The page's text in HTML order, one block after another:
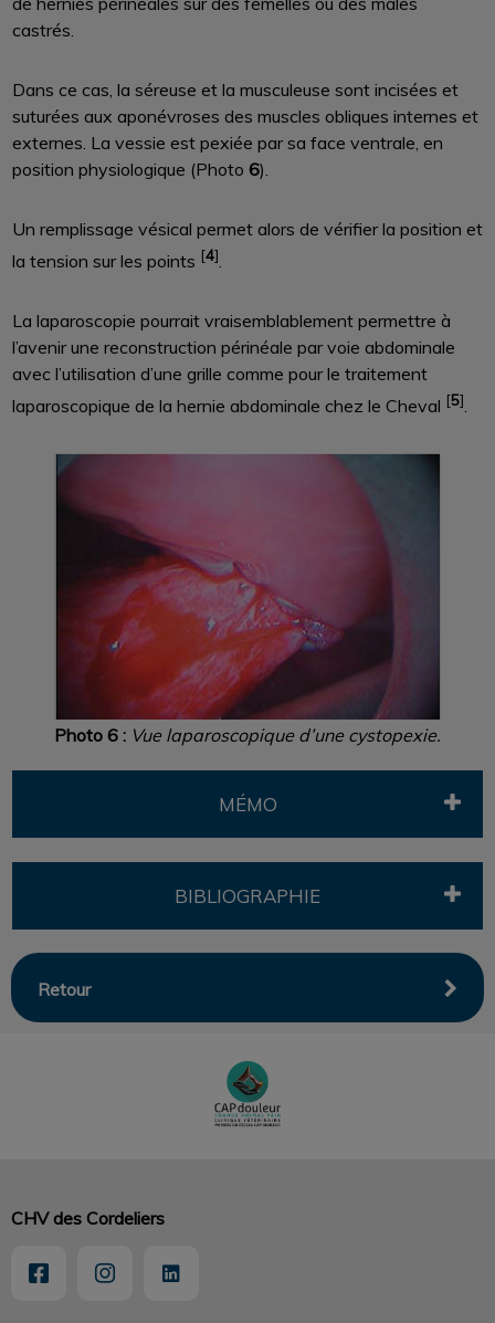
castrés.
Dans ce cas, la séreuse et la musculeuse sont incisées et
suturées aux aponévroses des muscles obliques internes et
externes. La vessie est pexiée par sa face ventrale, en
position physiologique (Photo 6).
Un remplissage vésical permet alors de vérifier la position et
la tension sur les points [4].
La laparoscopie pourrait vraisemblablement permettre à
l’avenir une reconstruction périnéale par voie abdominale
avec l’utilisation d’une grille comme pour le traitement
laparoscopique de la hernie abdominale chez le Cheval [5].
Photo 6 : Vue laparoscopique d’une cystopexie.
MÉMO
BIBLIOGRAPHIE
Retour
CHV des Cordeliers